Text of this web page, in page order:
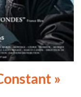
»